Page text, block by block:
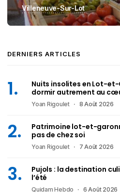
Villeneuve-Sur-Lot
DERNIERS ARTICLES
Nuits insolites en Lot-
dormir autrement au
Yoan Rigoulet 8 Août 2026
Patrimoine lot-et-
pas de chez soi
Yoan Rigoulet 7 Août 2026
Pujols : la destination
l’été
Quidam Hebdo 6 Août 2026